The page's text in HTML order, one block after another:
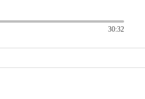
30:32